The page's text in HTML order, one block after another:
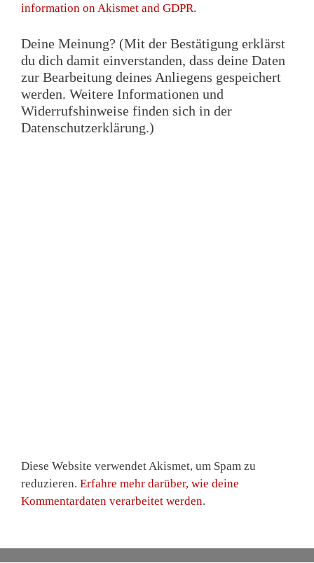
information on Akismet and GDPR.
Deine Meinung? (Mit der Bestätigung erklärst
du dich damit einverstanden, dass deine Daten
zur Bearbeitung deines Anliegens gespeichert
werden. Weitere Informationen und
Widerrufshinweise finden sich in der
Datenschutzerklärung.)
Diese Website verwendet Akismet, um Spam zu
reduzieren. Erfahre mehr darüber, wie deine
Kommentardaten verarbeitet werden.